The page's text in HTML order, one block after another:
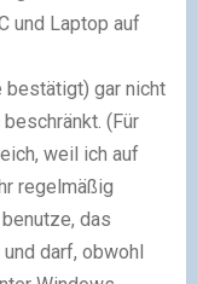
und Laptop auf
bestätigt) gar nicht
(Für
weil ich auf
regelmäßig
das
darf, obwohl